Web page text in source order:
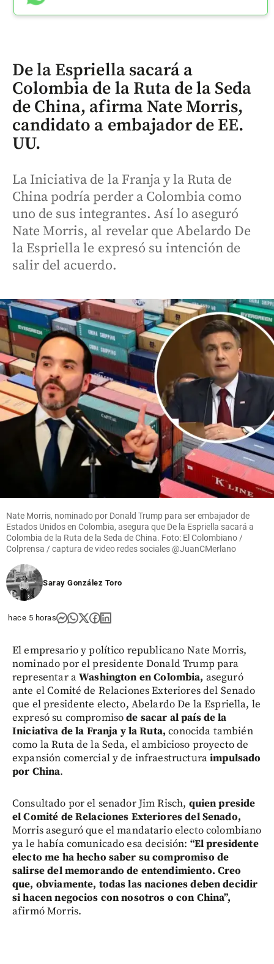
De la Espriella sacará a
Colombia de la Ruta de la Seda
de China, afirma Nate Morris,
candidato a embajador de EE.
UU.
La Iniciativa de la Franja y la Ruta de
China podría perder a Colombia como
uno de sus integrantes. Así lo aseguró
Nate Morris, al revelar que Abelardo De
la Espriella le expresó su intención de
salir del acuerdo.
Nate Morris, nominado por Donald Trump para ser embajador de
Estados Unidos en Colombia, asegura que De la Espriella sacará a
Colombia de la Ruta de la Seda de China. Foto: El Colombiano /
Colprensa / captura de video redes sociales @JuanCMerlano
Saray González Toro
hace 5 horas
El empresario y político republicano Nate Morris,
nominado por el presidente Donald Trump para
representar aWashington en Colombia, aseguró
ante el Comité de Relaciones Exteriores del Senado
que el presidente electo, Abelardo De la Espriella, le
expresó su compromisode sacar al país de la
Iniciativa de la Franja y la Ruta,conocida también
como la Ruta de la Seda, el ambicioso proyecto de
expansión comercial y de infraestructuraimpulsado
por China.
Consultado por el senador Jim Risch, quien preside
el Comité de Relaciones Exteriores del Senado,
Morris aseguró que el mandatario electo colombiano
ya le había comunicado esa decisión: “El presidente
electo me ha hecho saber su compromiso de
salirse del memorando de entendimiento. Creo
que, obviamente, todas las naciones deben decidir
si hacen negocios con nosotros o con China”,
afirmó Morris.